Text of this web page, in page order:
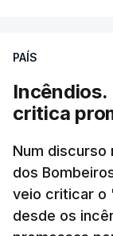
PAÍS
Incêndios.
critica
Num discurso
dos
veio criticar o
desde os